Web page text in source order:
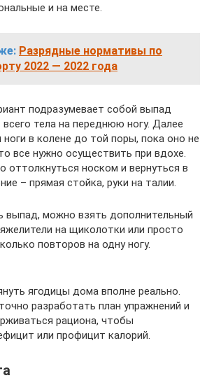
и на месте.
Разрядные нормативы по
2022 — 2022 года
подразумевает собой выпад
тела на переднюю ногу. Далее
ноги в колене до той поры, пока оно не
все нужно осуществить при вдохе.
оттолкнуться носком и вернуться в
– прямая стойка, руки на талии.
выпад, можно взять дополнительный
на щиколотки или просто
повторов на одну ногу.
ягодицы дома вполне реально.
разработать план упражнений и
рациона, чтобы
или профицит калорий.